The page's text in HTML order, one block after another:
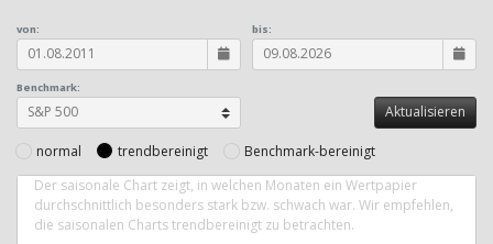
Benchmark:
von: bis:
normal trendbereinigt
Benchmark-bereinigt
Der saisonale Chart zeigt, in welchen Monaten ein Wertpapier
durchschnittlich besonders stark bzw. schwach war. Wir empfehlen,
die saisonalen Charts trendbereinigt zu betrachten.